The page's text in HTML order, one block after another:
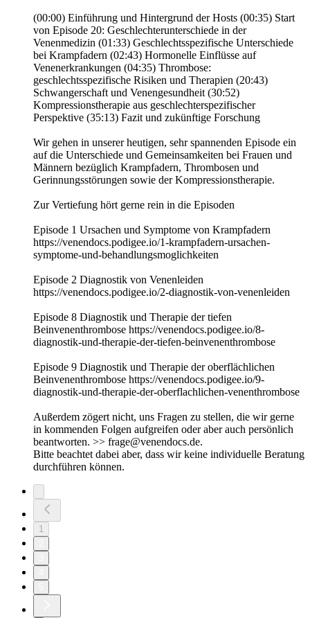
(00:00) Einführung und Hintergrund der Hosts (00:35) Start
von Episode 20: Geschlechterunterschiede in der
Venenmedizin (01:33) Geschlechtsspezifische Unterschiede
bei Krampfadern (02:43) Hormonelle Einflüsse auf
Venenerkrankungen (04:35) Thrombose:
geschlechtsspezifische Risiken und Therapien (20:43)
Schwangerschaft und Venengesundheit (30:52)
Kompressionstherapie aus geschlechterspezifischer
Perspektive (35:13) Fazit und zukünftige Forschung
Wir gehen in unserer heutigen, sehr spannenden Episode ein
auf die Unterschiede und Gemeinsamkeiten bei Frauen und
Männern bezüglich Krampfadern, Thrombosen und
Gerinnungsstörungen sowie der Kompressionstherapie.
Zur Vertiefung hört gerne rein in die Episoden
Episode 1 Ursachen und Symptome von Krampfadern
https://venendocs.podigee.io/1-krampfadern-ursachen-
symptome-und-behandlungsmoglichkeiten
Episode 2 Diagnostik von Venenleiden
https://venendocs.podigee.io/2-diagnostik-von-venenleiden
Episode 8 Diagnostik und Therapie der tiefen
Beinvenenthrombose https://venendocs.podigee.io/8-
diagnostik-und-therapie-der-tiefen-beinvenenthrombose
Episode 9 Diagnostik und Therapie der oberflächlichen
Beinvenenthrombose https://venendocs.podigee.io/9-
diagnostik-und-therapie-der-oberflachlichen-venenthrombose
Außerdem zögert nicht, uns Fragen zu stellen, die wir gerne
in kommenden Folgen aufgreifen oder aber auch persönlich
beantworten. >> frage@venendocs.de.
Bitte beachtet dabei aber, dass wir keine individuelle Beratung
durchführen können.
1